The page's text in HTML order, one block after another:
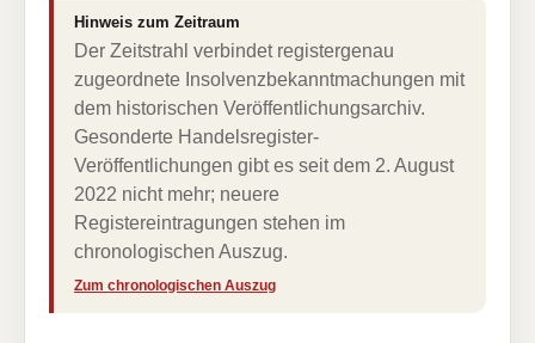
Hinweis zum Zeitraum
Der Zeitstrahl verbindet registergenau
zugeordnete Insolvenzbekanntmachungen mit
dem historischen Veröffentlichungsarchiv.
Gesonderte Handelsregister-
Veröffentlichungen gibt es seit dem 2. August
2022 nicht mehr; neuere
Registereintragungen stehen im
chronologischen Auszug.
Zum chronologischen Auszug